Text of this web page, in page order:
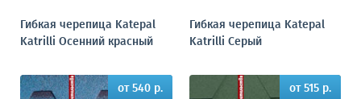
Гибкая черепица Katepal
Katrilli Осенний красный
Гибкая черепица Katepal
Katrilli Серый
от 540 р. от 515 р.